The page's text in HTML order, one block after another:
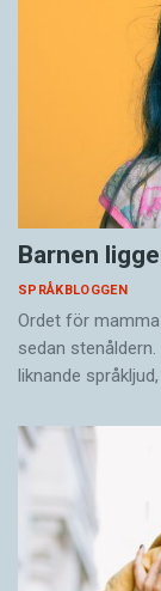
Barnen
SPRÅKBLOGGEN
Ordet för
sedan
liknande